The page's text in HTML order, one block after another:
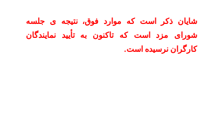
شایان ذکر است که موارد فوق، نتیجه ی جلسه
شورای مزد است که تاکنون به تأیید نمایندگان
کارگران نرسیده است.